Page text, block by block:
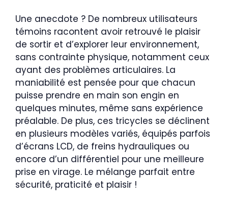
Une anecdote ? De nombreux utilisateurs
témoins racontent avoir retrouvé le plaisir
de sortir et d’explorer leur environnement,
sans contrainte physique, notamment ceux
ayant des problèmes articulaires. La
maniabilité est pensée pour que chacun
puisse prendre en main son engin en
quelques minutes, même sans expérience
préalable. De plus, ces tricycles se déclinent
en plusieurs modèles variés, équipés parfois
d’écrans LCD, de freins hydrauliques ou
encore d’un différentiel pour une meilleure
prise en virage. Le mélange parfait entre
sécurité, praticité et plaisir !